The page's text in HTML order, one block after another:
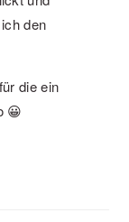
den
die ein
😀